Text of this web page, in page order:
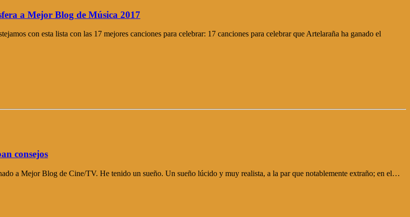
a Mejor Blog de Música 2017
con esta lista con las 17 mejores canciones para celebrar: 17 canciones para celebrar que Artelaraña ha ganado el
consejos
a Mejor Blog de Cine/TV. He tenido un sueño. Un sueño lúcido y muy realista, a la par que notablemente extraño; en el…